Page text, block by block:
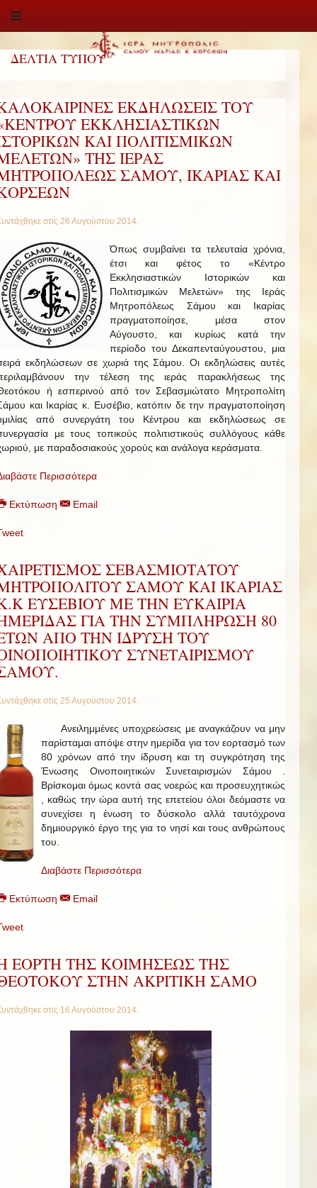
ΔΕΛΤΙΑ ΤΥΠΟΥ
ΕΚΔΗΛΩΣΕΙΣ ΤΟΥ
ΕΚΚΛΗΣΙΑΣΤΙΚΩΝ
ΚΑΙ ΠΟΛΙΤΙΣΜΙΚΩΝ
ΤΗΣ ΙΕΡΑΣ
ΣΑΜΟΥ, ΙΚΑΡΙΑΣ ΚΑΙ
στις 26 Αυγούστου 2014.
Όπως συμβαίνει τα τελευταία χρόνια,
έτσι και φέτος το «Κέντρο
Εκκλησιαστικών Ιστορικών και
Πολιτισμικών Μελετών» της Ιεράς
Μητροπόλεως Σάμου και Ικαρίας
πραγματοποίησε, μέσα στον
Αύγουστο, και κυρίως κατά την
περίοδο του Δεκαπενταύγουστου, μια
εκδηλώσεων σε χωριά της Σάμου. Οι εκδηλώσεις αυτές
την τέλεση της ιεράς παρακλήσεως της
ή εσπερινού από τον Σεβασμιώτατο Μητροπολίτη
και Ικαρίας κ. Ευσέβιο, κατόπιν δε την πραγματοποίηση
από συνεργάτη του Κέντρου και εκδηλώσεως σε
με τους τοπικούς πολιτιστικούς συλλόγους κάθε
με παραδοσιακούς χορούς και ανάλογα κεράσματα.
Περισσότερα
Εκτύπωση Email
ΣΕΒΑΣΜΙΟΤΑΤΟΥ
ΣΑΜΟΥ ΚΑΙ ΙΚΑΡΙΑΣ
ΕΥΣΕΒΙΟΥ ΜΕ ΤΗΝ ΕΥΚΑΙΡΙΑ
ΓΙΑ ΤΗΝ ΣΥΜΠΛΗΡΩΣΗ 80
ΑΠΟ ΤΗΝ ΙΔΡΥΣΗ ΤΟΥ
ΣΥΝΕΤΑΙΡΙΣΜΟΥ
στις 25 Αυγούστου 2014.
Ανειλημμένες υποχρεώσεις με αναγκάζουν να μην
παρίσταμαι απόψε στην ημερίδα για τον εορτασμό των
80 χρόνων από την ίδρυση και τη συγκρότηση της
Ένωσης Οινοποιητικών Συνεταιρισμών Σάμου .
Βρίσκομαι όμως κοντά σας νοερώς και προσευχητικώς
, καθώς την ώρα αυτή της επετείου όλοι δεόμαστε να
συνεχίσει η ένωση το δύσκολο αλλά ταυτόχρονα
δημιουργικό έργο της για το νησί και τους ανθρώπους
του.
Διαβάστε Περισσότερα
Εκτύπωση Email
ΕΟΡΤΗ ΤΗΣ ΚΟΙΜΗΣΕΩΣ ΤΗΣ
ΣΤΗΝ ΑΚΡΙΤΙΚΗ ΣΑΜΟ
στις 16 Αυγούστου 2014.